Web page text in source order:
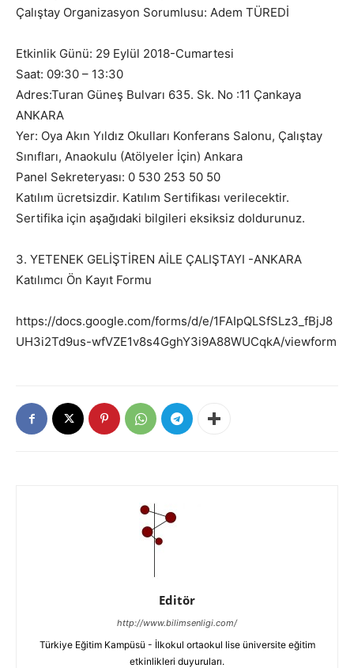
Çalıştay Organizasyon Sorumlusu: Adem TÜREDİ
Etkinlik Günü: 29 Eylül 2018-Cumartesi
Saat: 09:30 – 13:30
Adres:Turan Güneş Bulvarı 635. Sk. No :11 Çankaya
ANKARA
Yer: Oya Akın Yıldız Okulları Konferans Salonu, Çalıştay
Sınıfları, Anaokulu (Atölyeler İçin) Ankara
Panel Sekreteryası: 0 530 253 50 50
Katılım ücretsizdir. Katılım Sertifikası verilecektir.
Sertifika için aşağıdaki bilgileri eksiksiz doldurunuz.
3. YETENEK GELİŞTİREN AİLE ÇALIŞTAYI -ANKARA
Katılımcı Ön Kayıt Formu
https://docs.google.com/forms/d/e/1FAIpQLSfSLz3_fBjJ8
UH3i2Td9us-wfVZE1v8s4GghY3i9A88WUCqkA/viewform
Editör
http://www.bilimsenligi.com/
Türkiye Eğitim Kampüsü - İlkokul ortaokul lise üniversite eğitim
etkinlikleri duyuruları.